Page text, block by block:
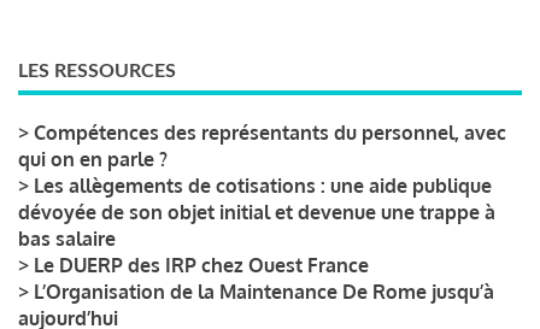
LES RESSOURCES
> Compétences des représentants du personnel, avec
qui on en parle ?
> Les allègements de cotisations : une aide publique
dévoyée de son objet initial et devenue une trappe à
bas salaire
> Le DUERP des IRP chez Ouest France
> L’Organisation de la Maintenance De Rome jusqu’à
aujourd’hui